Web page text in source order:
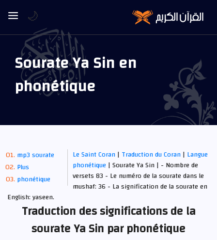
Sourate Ya Sin en
phonétique
mp3 sourate
Plus
phonétique
Le Saint Coran| Traduction du Coran| Langue
phonétique | Sourate Ya Sin | - Nombre de
versets 83 - Le numéro de la sourate dans le
mushaf: 36 - La signification de la sourate en
English: yaseen.
Traduction des significations de la
sourate Ya Sin par phonétique
🌙